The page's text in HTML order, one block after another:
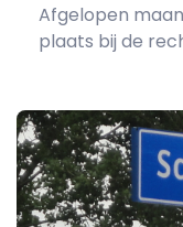
Afgelopen
plaats bij de